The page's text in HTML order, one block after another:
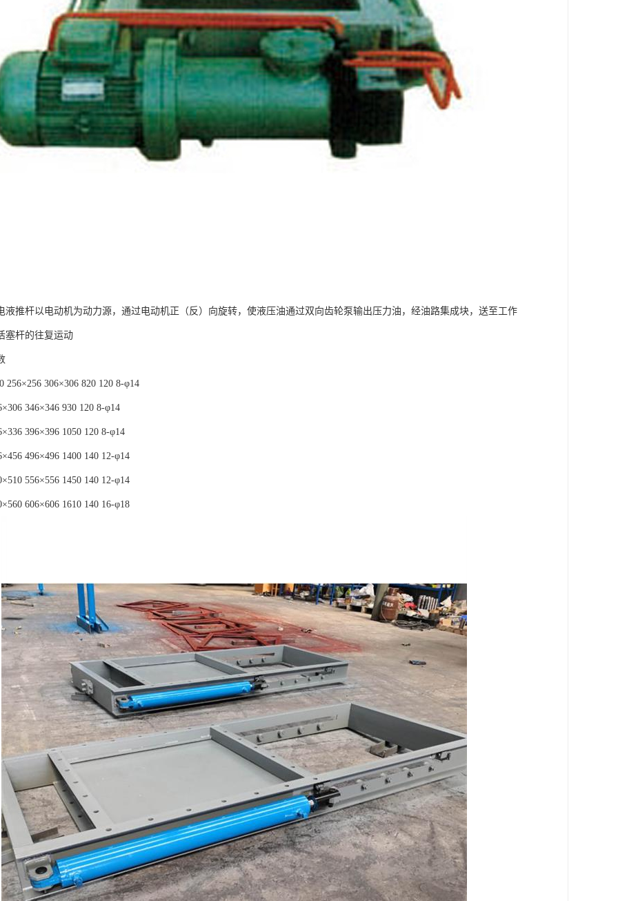
液推杆以电动机为动力源，通过电动机正（反）向旋转，使液压油通过双向齿轮泵输出压力油，经油路集成块，送至工作
塞杆的往复运动
256×256 306×306 820 120 8-φ14
346×346 930 120 8-φ14
396×396 1050 120 8-φ14
496×496 1400 140 12-φ14
556×556 1450 140 12-φ14
606×606 1610 140 16-φ18